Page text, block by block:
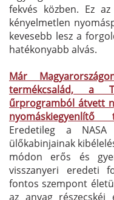
fekvés közben. Ez
kényelmetlen
kevesebb lesz a
hatékonyabb alvás.
Már
termékcsalád, a
űrprogramból átvett
Eredetileg a
ülőkabinjainak
módon erős és
visszanyeri eredeti
fontos szempont
az anyag részecskéi